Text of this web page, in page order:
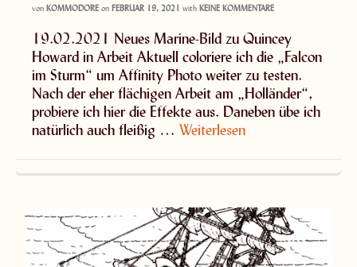
von KOMMODORE on FEBRUAR 19, 2021 with KEINE KOMMENTARE
19.02.2021 Neues Marine-Bild zu Quincey
Howard in Arbeit Aktuell coloriere ich die „Falcon
im Sturm“ um Affinity Photo weiter zu testen.
Nach der eher flächigen Arbeit am „Holländer“,
probiere ich hier die Effekte aus. Daneben übe ich
natürlich auch fleißig … Weiterlesen